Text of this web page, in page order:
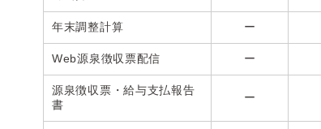
年末調整計算 ー
Web源泉徴収票配信 ー
源泉徴収票・給与支払報告
書
ー